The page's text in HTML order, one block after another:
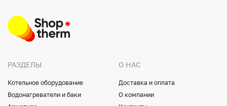
РАЗДЕЛЫ
Котельное оборудование
Водонагреватели и баки
О НАС
Доставка и оплата
О компании